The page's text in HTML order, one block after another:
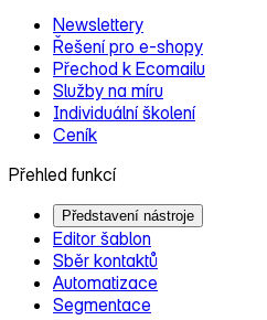
Newslettery
Řešení pro e‑shopy
Přechod k Ecomailu
Služby na míru
Individuální školení
Ceník
Přehled funkcí
Představení nástroje
Editor šablon
Sběr kontaktů
Automatizace
Segmentace